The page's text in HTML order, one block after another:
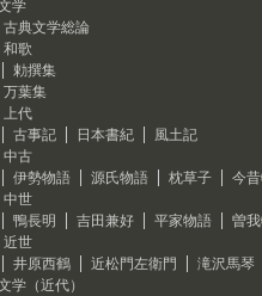
学
古典文学総論
和歌
勅撰集
万葉集
上代
古事記
日本書紀
風土記
中古
伊勢物語
源氏物語 枕草子
今
中世
鴨長明
吉田兼好 平家物語
曽
近世
井原西鶴
近松門左衛門
滝沢馬琴
学（近代）